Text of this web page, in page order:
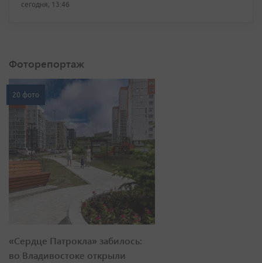
сегодня, 13:46
Фоторепортаж
20 фото
«Сердце Патрокла» забилось:
во Владивостоке открыли